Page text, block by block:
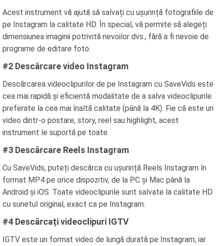
Acest instrument vă ajută să salvați cu ușurință fotografiile de
pe Instagram la calitate HD. În special, vă permite să alegeți
dimensiunea imaginii potrivită nevoilor dvs., fără a fi nevoie de
programe de editare foto.
#2 Descărcare video Instagram
Descărcarea videoclipurilor de pe Instagram cu SaveVids este
cea mai rapidă și eficientă modalitate de a salva videoclipurile
preferate la cea mai înaltă calitate (până la 4K). Fie că este un
video dintr-o postare, story, reel sau highlight, acest
instrument le suportă pe toate.
#3 Descărcare Reels Instagram
Cu SaveVids, puteți descărca cu ușurință Reels Instagram în
format MP4 pe orice dispozitiv, de la PC și Mac până la
Android și iOS. Toate videoclipurile sunt salvate la calitate HD
cu sunetul original, exact ca pe Instagram.
#4 Descărcați videoclipuri IGTV
IGTV este un format video de lungă durată pe Instagram, iar